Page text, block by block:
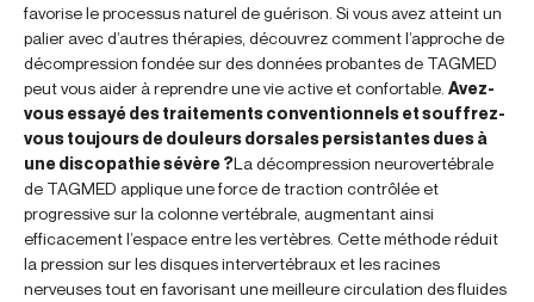
favorise le processus naturel de guérison. Si vous avez atteint un
palier avec d’autres thérapies, découvrez comment l’approche de
décompression fondée sur des données probantes de TAGMED
peut vous aider à reprendre une vie active et confortable. Avez-
vous essayé des traitements conventionnels et souffrez-
vous toujours de douleurs dorsales persistantes dues à
une discopathie sévère ?La décompression neurovertébrale
de TAGMED applique une force de traction contrôlée et
progressive sur la colonne vertébrale, augmentant ainsi
efficacement l’espace entre les vertèbres. Cette méthode réduit
la pression sur les disques intervertébraux et les racines
nerveuses tout en favorisant une meilleure circulation des fluides